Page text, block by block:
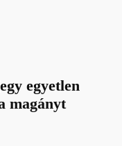
egyetlen
magányt